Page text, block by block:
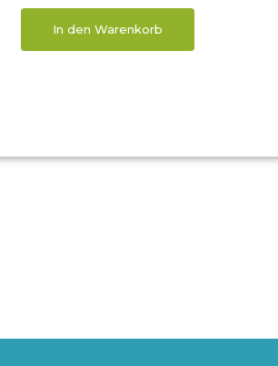
In den Warenkorb